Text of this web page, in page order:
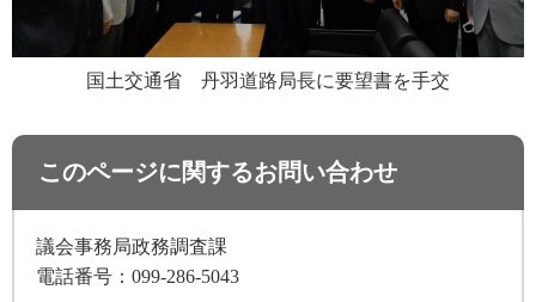
国土交通省 丹羽道路局長に要望書を手交
このページに関するお問い合わせ
議会事務局政務調査課
電話番号：099-286-5043